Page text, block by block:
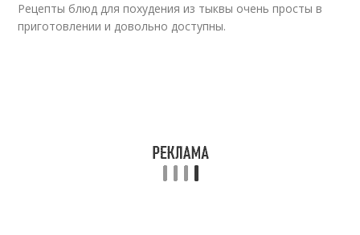
Рецепты блюд для похудения из тыквы очень просты в
приготовлении и довольно доступны.